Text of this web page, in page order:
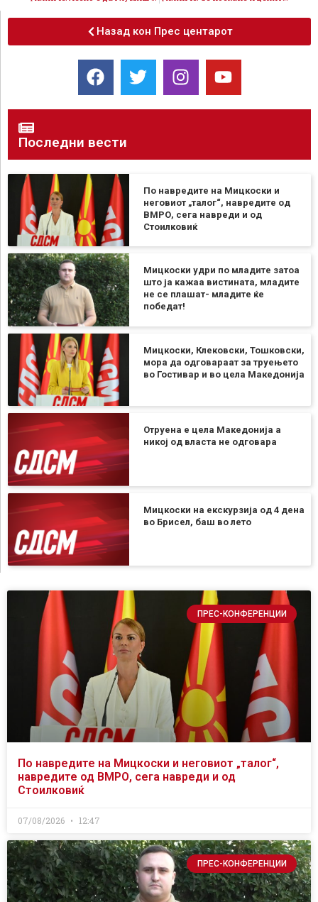
Назад кон Прес центарот
Последни вести
По навредите на Мицкоски и
неговиот „талог“, навредите од
ВМРО, сега навреди и од
Стоилковиќ
Мицкоски удри по младите затоа
што ја кажаа вистината, младите
не се плашат- младите ќе
победат!
Мицкоски, Клековски, Тошковски,
мора да одговараат за труењето
во Гостивар и во цела Македонија
Отруена е цела Македонија а
никој од власта не одговара
Мицкоски на екскурзија од 4 дена
во Брисел, баш во лето
ПРЕС-КОНФЕРЕНЦИИ
По навредите на Мицкоски и неговиот „талог“,
навредите од ВМРО, сега навреди и од
Стоилковиќ
07/08/2026 12:47
ПРЕС-КОНФЕРЕНЦИИ